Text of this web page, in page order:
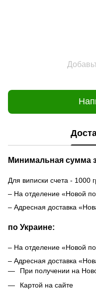
Минимальная сумма
Для виписки счета - 1000
– На отделение «Новой
– Адресная доставка
по Украине:
– На отделение «Новой
– Адресная доставка
При получении на
Картой на сайте